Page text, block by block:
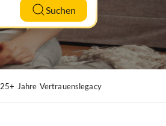
Suchen
25+ Jahre Vertrauenslegacy